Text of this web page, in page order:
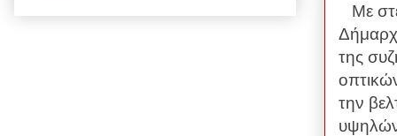
Με
της
την